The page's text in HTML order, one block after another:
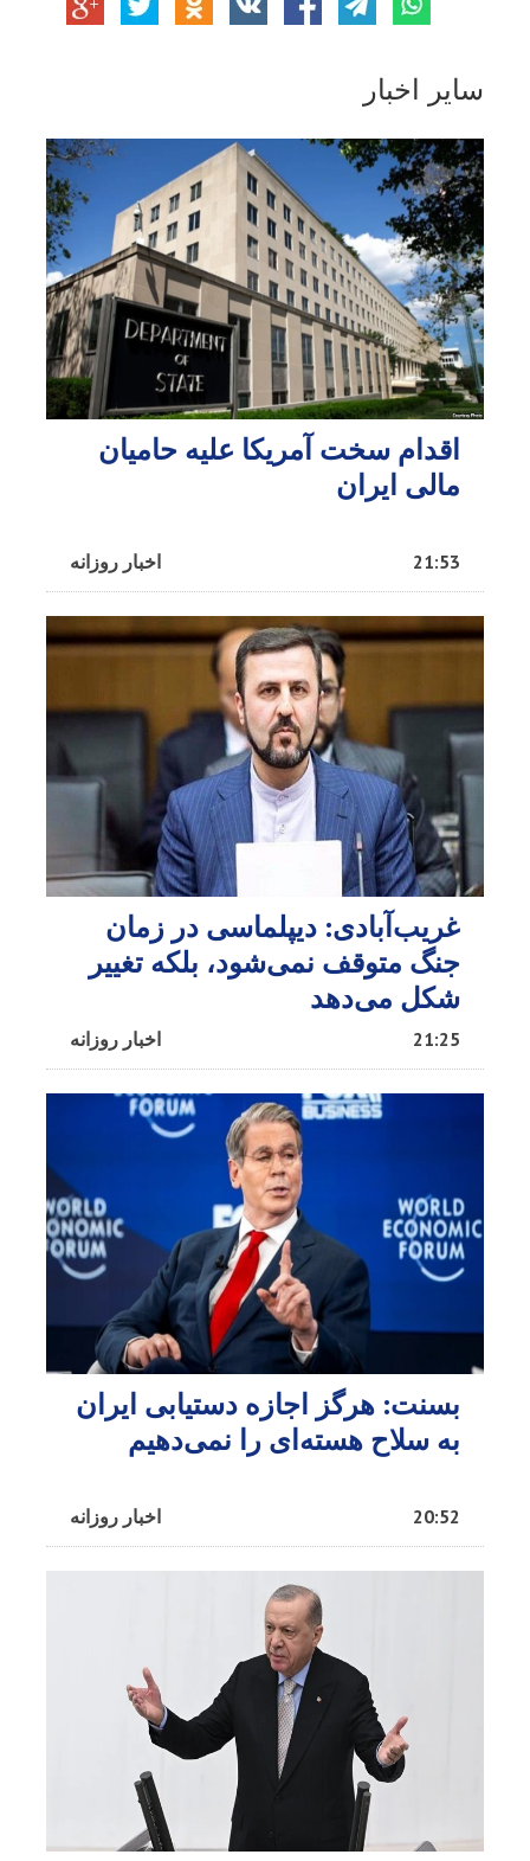
سایر اخبار
اقدام سخت آمریکا علیه حامیان
مالی ایران
اخبار روزانه 21:53
غریب‌آبادی: دیپلماسی در زمان
جنگ متوقف نمی‌شود، بلکه تغییر
شکل می‌دهد
اخبار روزانه 21:25
بسنت: هرگز اجازه دستیابی ایران
به سلاح هسته‌ای را نمی‌دهیم
اخبار روزانه 20:52